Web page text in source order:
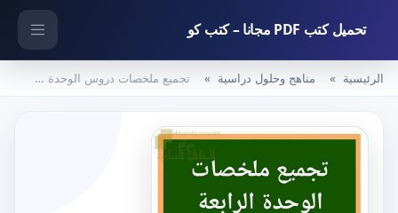
تحميل كتب PDF مجانا – كتب كو
الرئيسية مناهج وحلول دراسية تجميع ملخصات دروس الوحدة الرابعة (تربية اسلامية) الخامس